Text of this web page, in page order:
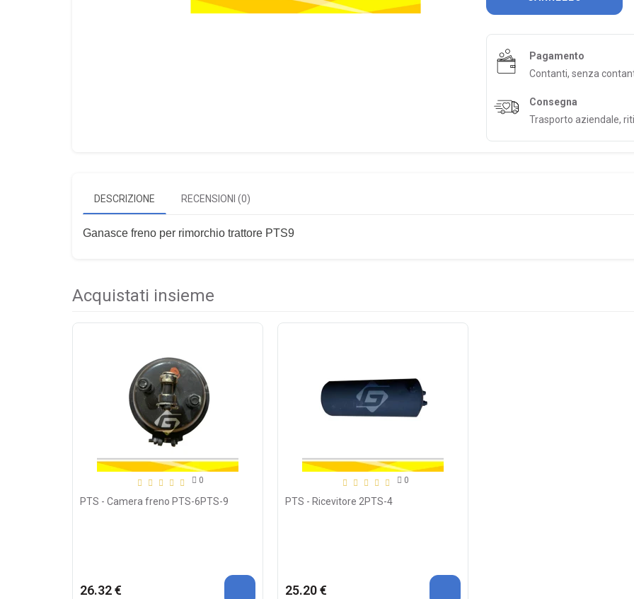
Pagamento
Contanti, senza
Consegna
Trasporto aziendale,
DESCRIZIONE RECENSIONI (0)
Ganasce freno per rimorchio trattore PTS9
Acquistati insieme
0
PTS - Camera freno PTS-6PTS-9
26.32 €
0
PTS - Ricevitore 2PTS-4
25.20 €